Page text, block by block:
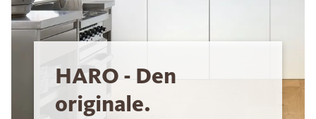
HARO - Den
originale.